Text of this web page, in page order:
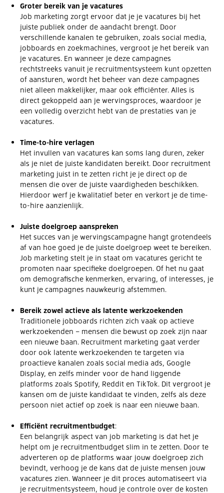
Groter bereik van je vacatures
Job marketing zorgt ervoor dat je je vacatures bij het
juiste publiek onder de aandacht brengt. Door
verschillende kanalen te gebruiken, zoals social media,
jobboards en zoekmachines, vergroot je het bereik van
je vacatures. En wanneer je deze campagnes
rechtstreeks vanuit je recruitmentsysteem kunt opzetten
of aansturen, wordt het beheer van deze campagnes
niet alleen makkelijker, maar ook efficiënter. Alles is
direct gekoppeld aan je wervingsproces, waardoor je
een volledig overzicht hebt van de prestaties van je
vacatures.
Time-to-hire verlagen
Het invullen van vacatures kan soms lang duren, zeker
als je niet de juiste kandidaten bereikt. Door recruitment
marketing juist in te zetten richt je je direct op de
mensen die over de juiste vaardigheden beschikken.
Hierdoor werf je kwalitatief beter en verkort je de time-
to-hire aanzienlijk.
Juiste doelgroep aanspreken
Het succes van je wervingscampagne hangt grotendeels
af van hoe goed je de juiste doelgroep weet te bereiken.
Job marketing stelt je in staat om vacatures gericht te
promoten naar specifieke doelgroepen. Of het nu gaat
om demografische kenmerken, ervaring, of interesses, je
kunt je campagnes nauwkeurig afstemmen.
Bereik zowel actieve als latente werkzoekenden
Traditionele jobboards richten zich vaak op actieve
werkzoekenden – mensen die bewust op zoek zijn naar
een nieuwe baan. Recruitment marketing gaat verder
door ook latente werkzoekenden te targeten via
proactieve kanalen zoals social media ads, Google
Display, en zelfs minder voor de hand liggende
platforms zoals Spotify, Reddit en TikTok. Dit vergroot je
kansen om de juiste kandidaat te vinden, zelfs als deze
persoon niet actief op zoek is naar een nieuwe baan.
Efficiënt recruitmentbudget:
Een belangrijk aspect van job marketing is dat het je
helpt om je recruitmentbudget slim in te zetten. Door te
adverteren op de platforms waar jouw doelgroep zich
bevindt, verhoog je de kans dat de juiste mensen jouw
vacatures zien. Wanneer je dit proces automatiseert via
je recruitmentsysteem, houd je controle over de kosten